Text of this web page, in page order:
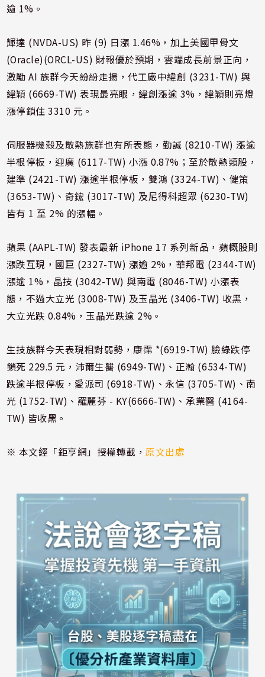
逾 1%。
輝達 (NVDA-US) 昨 (9) 日漲 1.46%，加上美國甲骨文
(Oracle)(ORCL-US) 財報優於預期，雲端成長前景正向，
激勵 AI 族群今天紛紛走揚，代工廠中緯創 (3231-TW) 與
緯穎 (6669-TW) 表現最亮眼，緯創漲逾 3%，緯穎則亮燈
漲停鎖住 3310 元。
伺服器機殼及散熱族群也有所表態，勤誠 (8210-TW) 漲逾
半根停板，迎廣 (6117-TW) 小漲 0.87%；至於散熱類股，
建準 (2421-TW) 漲逾半根停板，雙鴻 (3324-TW)、健策
(3653-TW)、奇鋐 (3017-TW) 及尼得科超眾 (6230-TW)
皆有 1 至 2% 的漲幅。
蘋果 (AAPL-TW) 發表最新 iPhone 17 系列新品，蘋概股則
漲跌互現，國巨 (2327-TW) 漲逾 2%，華邦電 (2344-TW)
漲逾 1%，晶技 (3042-TW) 與南電 (8046-TW) 小漲表
態，不過大立光 (3008-TW) 及玉晶光 (3406-TW) 收黑，
大立光跌 0.84%，玉晶光跌逾 2%。
生技族群今天表現相對弱勢，康霈 *(6919-TW) 臉綠跌停
鎖死 229.5 元，沛爾生醫 (6949-TW)、正瀚 (6534-TW)
跌逾半根停板，愛派司 (6918-TW)、永信 (3705-TW)、南
光 (1752-TW)、羅麗芬 - KY(6666-TW)、承業醫 (4164-
TW) 皆收黑。
※ 本文經「鉅亨網」授權轉載，原文出處